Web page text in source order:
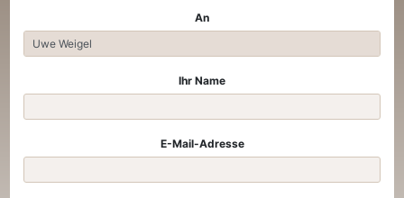
An
Ihr Name
E-Mail-Adresse